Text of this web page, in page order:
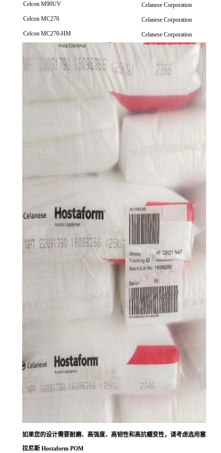
Celcon M90UV
Celanese Corporation
Celcon MC270
Celanese Corporation
Celcon MC270-HM
Celanese Corporation
如果您的设计需要耐磨、高强度、高韧性和高抗蠕变性，请考虑选用塞
拉尼斯 Hostaform POM